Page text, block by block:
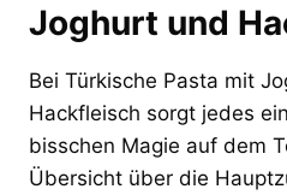
Joghurt und
Bei Türkische Pasta mit
Hackfleisch sorgt jedes
bisschen Magie auf dem
Übersicht über die